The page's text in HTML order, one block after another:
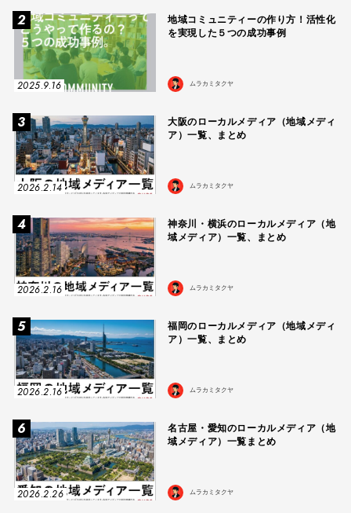
2
2025.9.16
地域コミュニティーの作り方！活性化
を実現した５つの成功事例
ムラカミタクヤ
3
2026.2.14
大阪のローカルメディア（地域メディ
ア）一覧、まとめ
ムラカミタクヤ
4
2026.2.16
神奈川・横浜のローカルメディア（地
域メディア）一覧、まとめ
ムラカミタクヤ
5
2026.2.16
福岡のローカルメディア（地域メディ
ア）一覧、まとめ
ムラカミタクヤ
6
2026.2.26
名古屋・愛知のローカルメディア（地
域メディア）一覧まとめ
ムラカミタクヤ